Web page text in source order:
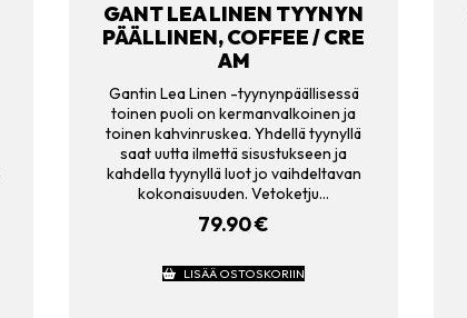
GANT LEA LINEN TYYNYN
PÄÄLLINEN, COFFEE / CRE
AM
Gantin Lea Linen -tyynynpäällisessä
toinen puoli on kermanvalkoinen ja
toinen kahvinruskea. Yhdellä tyynyllä
saat uutta ilmettä sisustukseen ja
kahdella tyynyllä luot jo vaihdeltavan
kokonaisuuden. Vetoketju…
79.90€
LISÄÄ OSTOSKORIIN